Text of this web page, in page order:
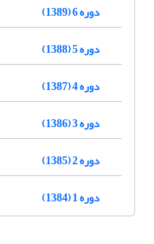
دوره 6 (1389)
دوره 5 (1388)
دوره 4 (1387)
دوره 3 (1386)
دوره 2 (1385)
دوره 1 (1384)